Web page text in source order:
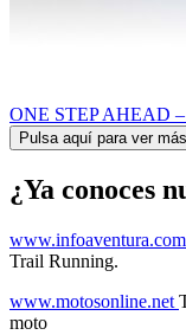
ONE STEP AHEAD
Pulsa aquí para ver
¿Ya conoces
www.infoaventura.com
Trail Running.
www.motosonline.net
moto